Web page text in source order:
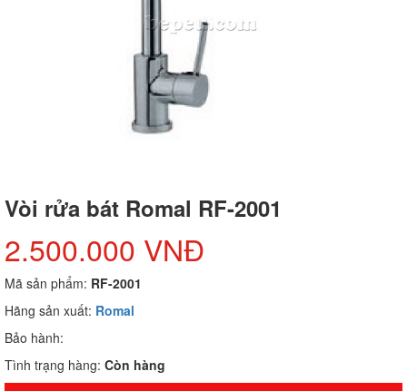
Vòi rửa bát Romal RF-2001
2.500.000 VNĐ
Mã sản phẩm: RF-2001
Hãng sản xuất: Romal
Bảo hành:
Tình trạng hàng: Còn hàng